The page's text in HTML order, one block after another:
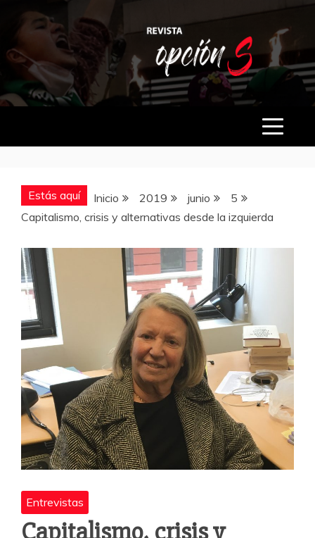
Saltar
contenido
OPCIÓN S
Estás aquí Inicio 2019 junio
5
Capitalismo, crisis y alternativas desde la izquierda
Entrevistas